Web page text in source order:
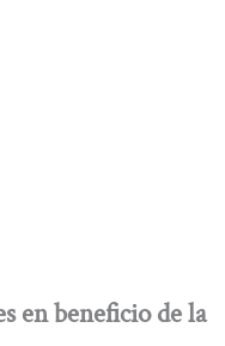
en beneficio de la